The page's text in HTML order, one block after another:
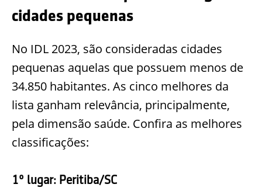
cidades pequenas
No IDL 2023, são consideradas cidades
pequenas aquelas que possuem menos de
34.850 habitantes. As cinco melhores da
lista ganham relevância, principalmente,
pela dimensão saúde. Confira as melhores
classificações:
1º lugar: Peritiba/SC